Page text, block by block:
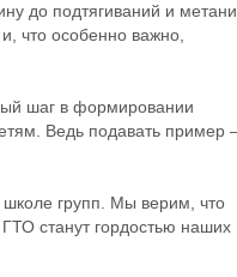
до подтягиваний и
что особенно важно,
шаг в формировании
Ведь подавать пример
школе групп. Мы верим, что
станут гордостью наших